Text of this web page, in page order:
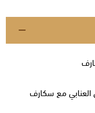
العنابي مع سكارف